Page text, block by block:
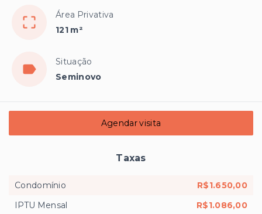
Área Privativa
121 m²
Situação
Seminovo
Agendar visita
Taxas
Condomínio
R$1.650,00
IPTU Mensal
R$1.086,00